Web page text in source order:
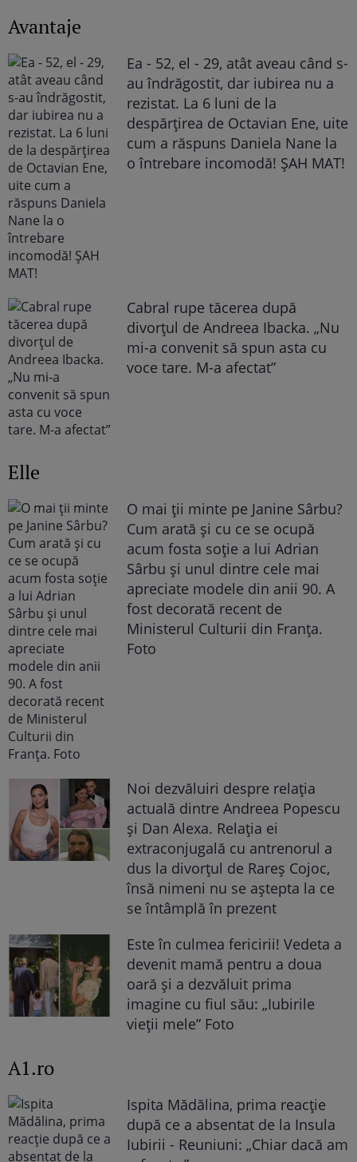
Avantaje
Ea - 52, el - 29, atât aveau când s-
au îndrăgostit, dar iubirea nu a
rezistat. La 6 luni de la
despărțirea de Octavian Ene, uite
cum a răspuns Daniela Nane la
o întrebare incomodă! ȘAH MAT!
Cabral rupe tăcerea după
divorțul de Andreea Ibacka. „Nu
mi-a convenit să spun asta cu
voce tare. M-a afectat”
Elle
O mai ții minte pe Janine Sârbu?
Cum arată și cu ce se ocupă
acum fosta soție a lui Adrian
Sârbu și unul dintre cele mai
apreciate modele din anii 90. A
fost decorată recent de
Ministerul Culturii din Franța.
Foto
Noi dezvăluiri despre relația
actuală dintre Andreea Popescu
și Dan Alexa. Relația ei
extraconjugală cu antrenorul a
dus la divorțul de Rareș Cojoc,
însă nimeni nu se aștepta la ce
se întâmplă în prezent
Este în culmea fericirii! Vedeta a
devenit mamă pentru a doua
oară și a dezvăluit prima
imagine cu fiul său: „Iubirile
vieții mele” Foto
A1.ro
Ispita Mădălina, prima reacție
după ce a absentat de la Insula
Iubirii - Reuniuni: „Chiar dacă am